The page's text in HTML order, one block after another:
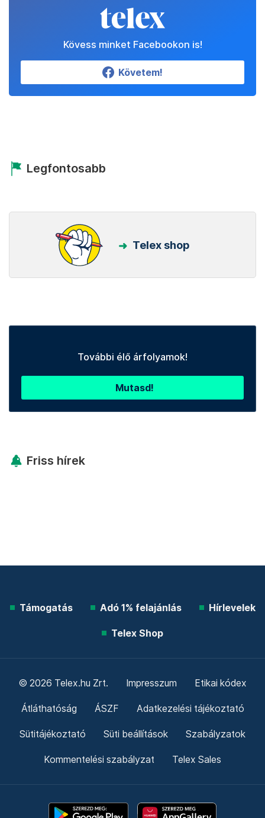
Kövess minket Facebookon is!
Követem!
Legfontosabb
Telex shop
További élő árfolyamok!
Mutasd!
Friss hírek
Támogatás Adó 1% felajánlás Hírlevelek
Telex Shop
© 2026 Telex.hu Zrt. Impresszum Etikai kódex
Átláthatóság ÁSZF Adatkezelési tájékoztató
Sütitájékoztató Süti beállítások Szabályzatok
Kommentelési szabályzat Telex Sales